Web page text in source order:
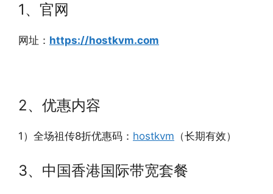
1、官网
网址： https://hostkvm.com
2、优惠内容
1）全场祖传8折优惠码： hostkvm （长期有效）
3、中国香港国际带宽套餐